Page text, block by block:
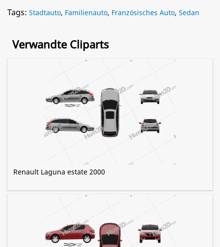
Tags: Stadtauto, Familienauto, Französisches Auto, Sedan
Verwandte Cliparts
Renault Laguna estate 2000